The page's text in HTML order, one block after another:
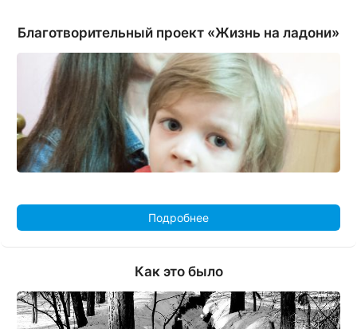
Благотворительный проект «Жизнь на ладони»
Подробнее
Как это было